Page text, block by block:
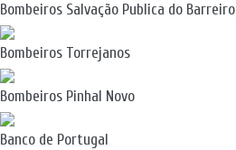
Bombeiros Salvação Publica do Barreiro
Bombeiros Torrejanos
Bombeiros Pinhal Novo
Banco de Portugal